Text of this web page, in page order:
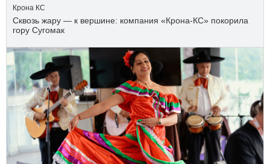
Крона КС
Сквозь жару — к вершине: компания «Крона‑КС» покорила
гору Сугомак